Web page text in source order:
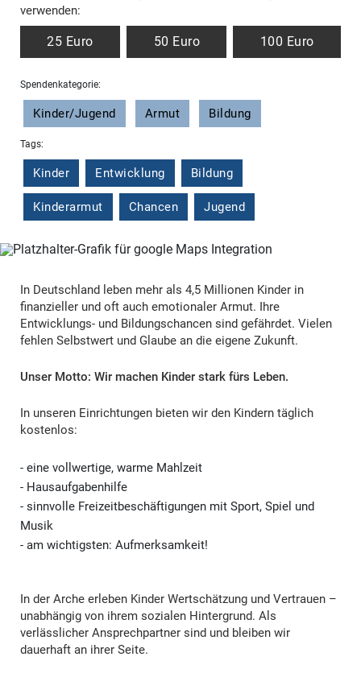
verwenden:
25 Euro 50 Euro 100 Euro
Spendenkategorie:
Kinder/Jugend Armut Bildung
Tags:
Kinder Entwicklung Bildung
Kinderarmut Chancen Jugend
In Deutschland leben mehr als 4,5 Millionen Kinder in
finanzieller und oft auch emotionaler Armut. Ihre
Entwicklungs- und Bildungschancen sind gefährdet. Vielen
fehlen Selbstwert und Glaube an die eigene Zukunft.
Unser Motto: Wir machen Kinder stark fürs Leben.
In unseren Einrichtungen bieten wir den Kindern täglich
kostenlos:
- eine vollwertige, warme Mahlzeit
- Hausaufgabenhilfe
- sinnvolle Freizeitbeschäftigungen mit Sport, Spiel und
Musik
- am wichtigsten: Aufmerksamkeit!
In der Arche erleben Kinder Wertschätzung und Vertrauen –
unabhängig von ihrem sozialen Hintergrund. Als
verlässlicher Ansprechpartner sind und bleiben wir
dauerhaft an ihrer Seite.